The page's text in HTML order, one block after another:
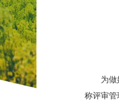
为
称评审管